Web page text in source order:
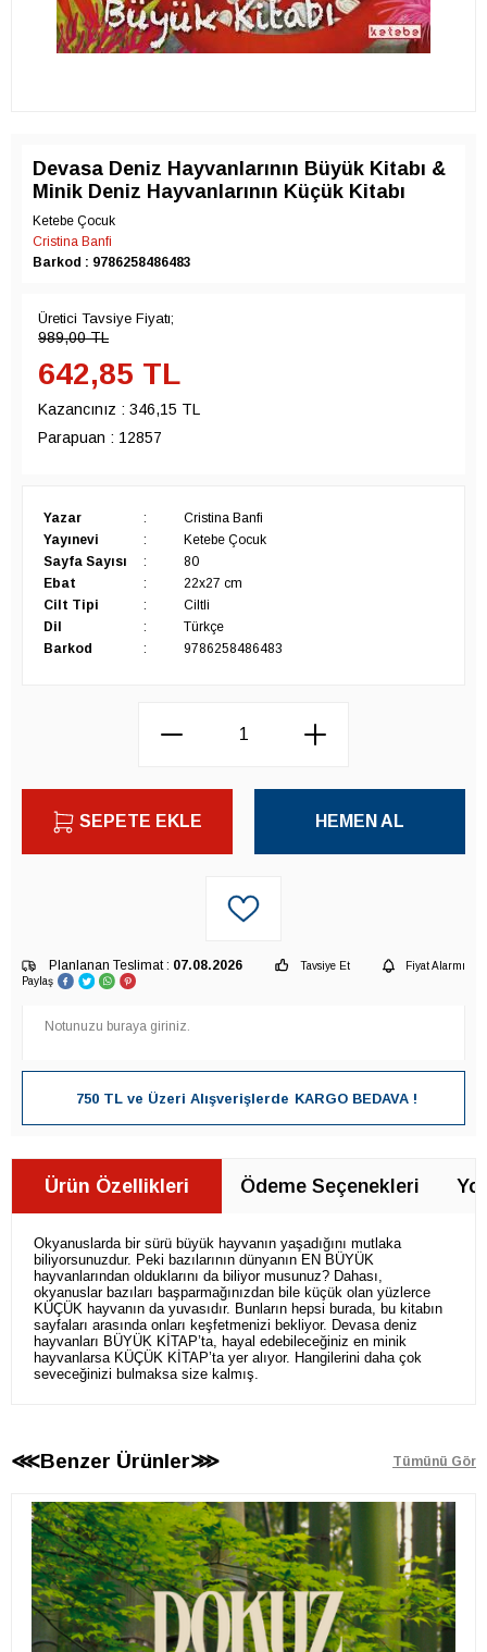
Devasa Deniz Hayvanlarının Büyük Kitabı &
Minik Deniz Hayvanlarının Küçük Kitabı
Ketebe Çocuk
Cristina Banfi
Barkod : 9786258486483
Üretici Tavsiye Fiyatı;
989,00TL
642,85 TL
Kazancınız : 346,15 TL
Parapuan : 12857
Yazar :
Cristina Banfi
Yayınevi
:
Ketebe Çocuk
Sayfa Sayısı
:
80
Ebat
:
22x27 cm
Cilt Tipi
:
Ciltli
Dil
:
Türkçe
Barkod
: 9786258486483
SEPETE EKLE HEMEN AL
Planlanan Teslimat : 07.08.2026 Tavsiye Et
Fiyat Alarmı
Paylaş
750 TL ve Üzeri Alışverişlerde KARGO BEDAVA !
Ürün Özellikleri Ödeme Seçenekleri
Okyanuslarda bir sürü büyük hayvanın yaşadığını mutlaka
biliyorsunuzdur. Peki bazılarının dünyanın EN BÜYÜK
hayvanlarından olduklarını da biliyor musunuz? Dahası,
okyanuslar bazıları başparmağınızdan bile küçük olan yüzlerce
KÜÇÜK hayvanın da yuvasıdır. Bunların hepsi burada, bu kitabın
sayfaları arasında onları keşfetmenizi bekliyor. Devasa deniz
hayvanları BÜYÜK KİTAP’ta, hayal edebileceğiniz en minik
hayvanlarsa KÜÇÜK KİTAP’ta yer alıyor. Hangilerini daha çok
seveceğinizi bulmaksa size kalmış.
⋘Benzer Ürünler⋙ Tümünü Gör